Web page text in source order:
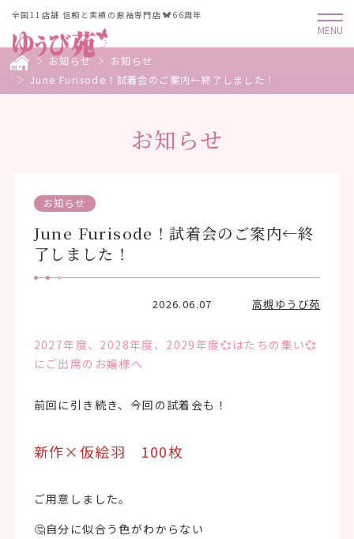
全国11店舗 信頼と実績の振袖専門店 66周年
お知らせ
お知らせ
June Furisode！試着会のご案内←終了しました！
お知らせ
お知らせ
June Furisode！試着会のご案内←終
了しました！
2026.06.07 高槻ゆうび苑
2027年度、2028年度、2029年度💞はたちの集い💞
にご出席のお嬢様へ
前回に引き続き、今回の試着会も！
新作×仮絵羽 100枚
ご用意しました。
🤔自分に似合う色がわからない